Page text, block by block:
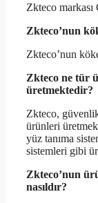
Zkteco markası
Zkteco’nun
Zkteco’nun
Zkteco ne tür
üretmektedir?
Zkteco,
ürünleri
yüz tanıma
sistemleri gibi
Zkteco’nun
nasıldır?